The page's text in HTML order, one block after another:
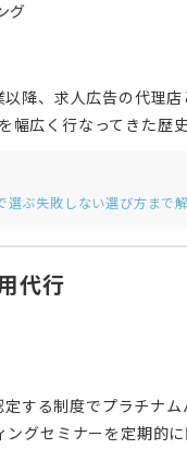
グ
降、求人広告の代理
幅広く行なってきた歴
ぶ失敗しない選び方まで
代行
する制度でプラチナ
グセミナーを定期的